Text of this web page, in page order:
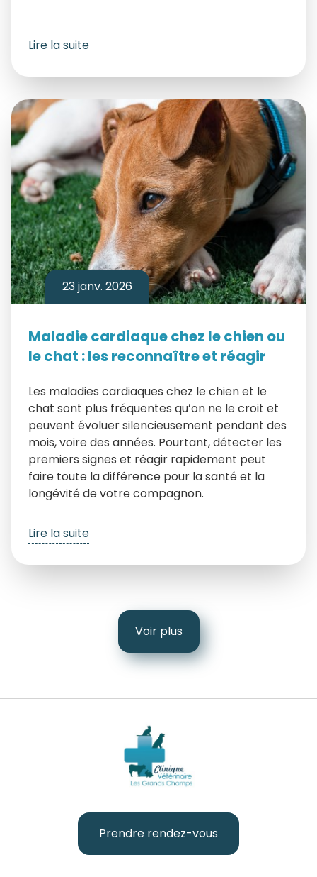
Lire la suite
23 janv. 2026
Maladie cardiaque chez le chien ou
le chat : les reconnaître et réagir
Les maladies cardiaques chez le chien et le
chat sont plus fréquentes qu’on ne le croit et
peuvent évoluer silencieusement pendant des
mois, voire des années. Pourtant, détecter les
premiers signes et réagir rapidement peut
faire toute la différence pour la santé et la
longévité de votre compagnon.
Lire la suite
Voir plus
Prendre rendez-vous